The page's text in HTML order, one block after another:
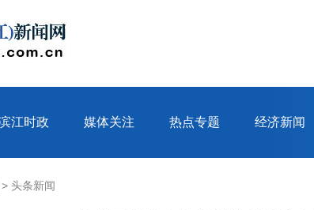
江时政 媒体关注 热点专题 经济新闻
> 头条新闻